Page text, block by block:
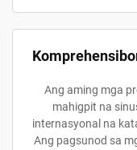
Ang aming mga
mahigpit na
internasyonal na
Ang pagsunod sa